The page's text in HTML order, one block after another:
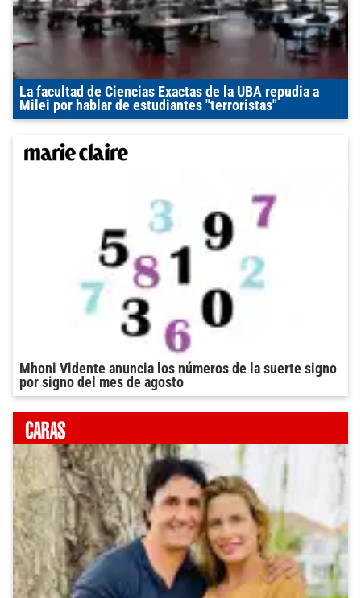
La facultad de Ciencias Exactas de la UBA repudia a
Milei por hablar de estudiantes "terroristas"
Mhoni Vidente anuncia los números de la suerte signo
por signo del mes de agosto